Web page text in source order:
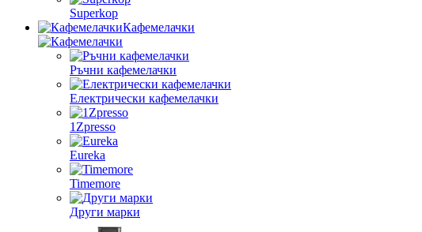
Superkop
Кафемелачки
Ръчни кафемелачки
Електрически кафемелачки
1Zpresso
Eureka
Timemore
Други марки